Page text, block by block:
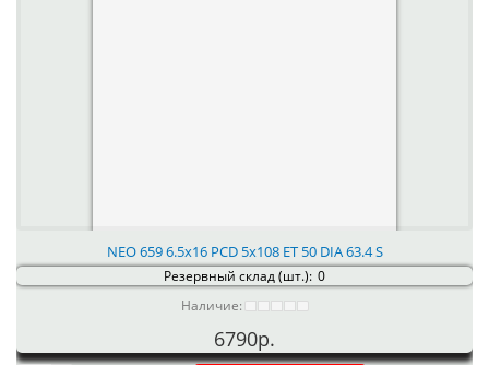
NEO 659 6.5x16 PCD 5x108 ET 50 DIA 63.4 S
Резервный склад (шт.): 0
Наличие:
6790р.